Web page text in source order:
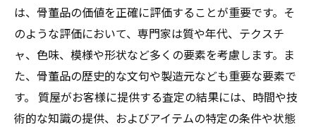
は、骨董品の価値を正確に評価することが重要です。そ
のような評価において、専門家は質や年代、テクスチ
ャ、色味、模様や形状など多くの要素を考慮します。ま
た、骨董品の歴史的な文句や製造元なども重要な要素で
す。 質屋がお客様に提供する査定の結果には、時間や技
術的な知識の提供、およびアイテムの特定の条件や状態